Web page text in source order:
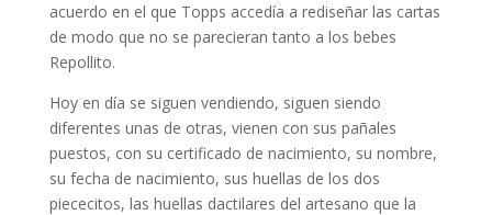
acuerdo en el que Topps accedía a rediseñar las cartas
de modo que no se parecieran tanto a los bebes
Repollito.
Hoy en día se siguen vendiendo, siguen siendo
diferentes unas de otras, vienen con sus pañales
puestos, con su certificado de nacimiento, su nombre,
su fecha de nacimiento, sus huellas de los dos
piececitos, las huellas dactilares del artesano que la